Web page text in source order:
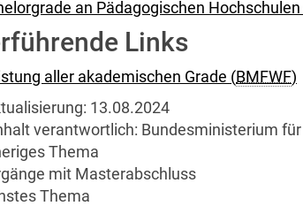
an Pädagogischen
Links
aller akademischen Grade (BMFWF)
13.08.2024
verantwortlich: Bundesministerium für
Thema
mit Masterabschluss
Thema